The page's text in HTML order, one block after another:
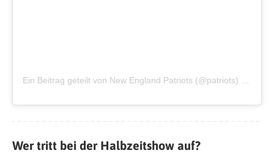
Ein Beitrag geteilt von New England Patriots (@patriots)
Wer tritt bei der Halbzeitshow auf?